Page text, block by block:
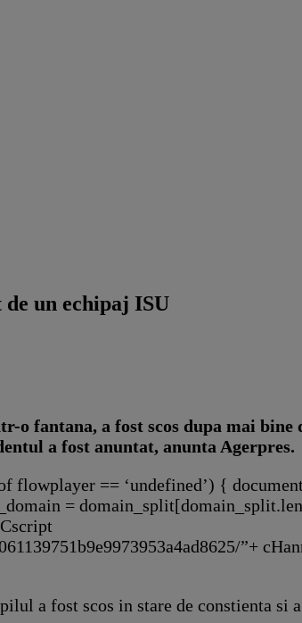
un echipaj ISU
o fantana, a fost scos dupa mai
a fost anuntat, anunta Agerpres.
flowplayer == ‘undefined’) {
=
”+
a fost scos in stare de constienta si